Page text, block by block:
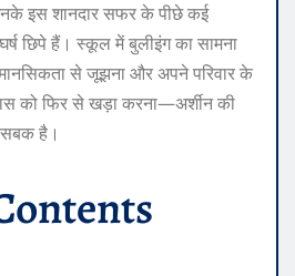
इस शानदार सफर के पीछे कई
छिपे हैं। स्कूल में बुलीइंग का सामना
से जूझना और अपने परिवार के
को फिर से खड़ा करना—अर्शीन की
है।